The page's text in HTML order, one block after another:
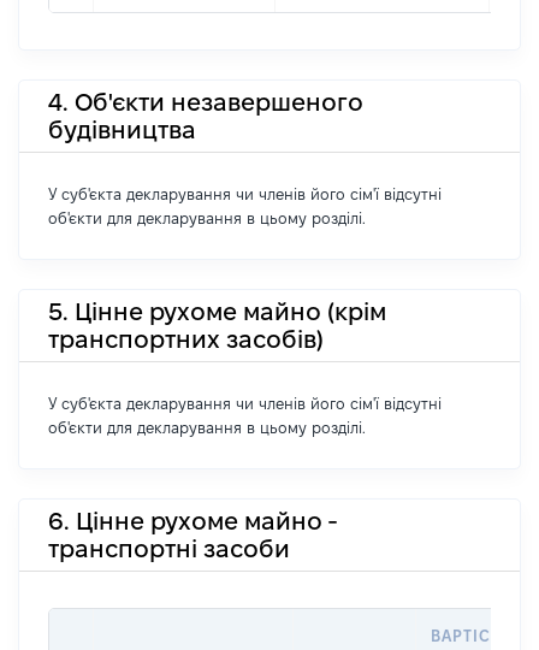
4. Об'єкти незавершеного
будівництва
У суб'єкта декларування чи членів його сім'ї відсутні
об'єкти для декларування в цьому розділі.
5. Цінне рухоме майно (крім
транспортних засобів)
У суб'єкта декларування чи членів його сім'ї відсутні
об'єкти для декларування в цьому розділі.
6. Цінне рухоме майно -
транспортні засоби
ВАРТІСТЬ НА